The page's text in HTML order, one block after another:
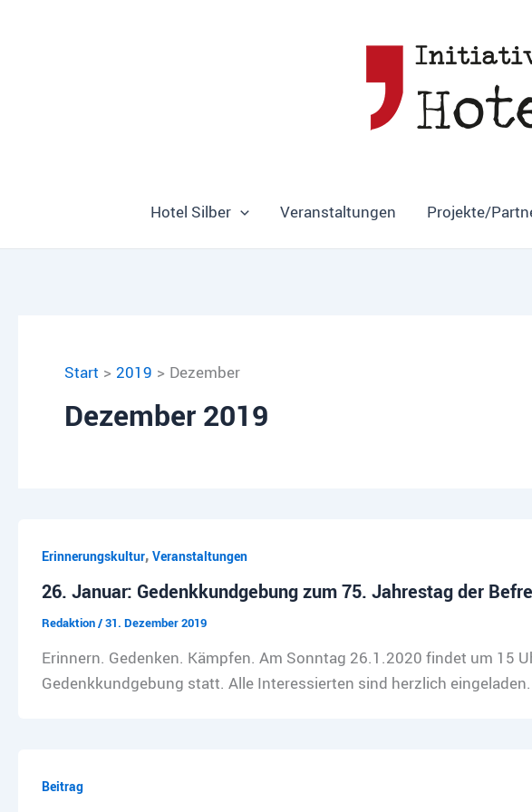
Hotel Silber Veranstaltungen Projekte/
Start 2019 Dezember
Dezember 2019
Erinnerungskultur, Veranstaltungen
26. Januar: Gedenkkundgebung zum 75. Jahrestag der
Redaktion/31. Dezember 2019
Erinnern. Gedenken. Kämpfen. Am Sonntag 26.1.2020 findet um 15
Gedenkkundgebung statt. Alle Interessierten sind herzlich
Beitrag